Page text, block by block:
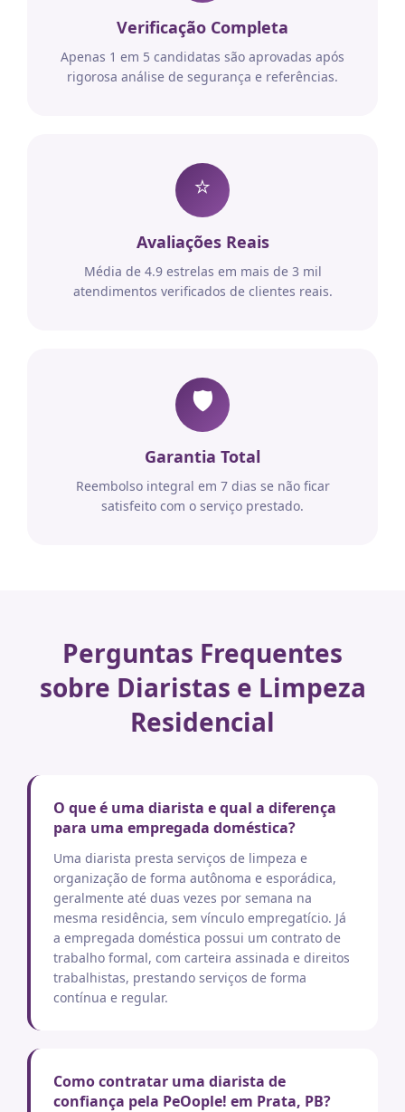
Verificação Completa
Apenas 1 em 5 candidatas são aprovadas após
rigorosa análise de segurança e referências.
⭐
Avaliações Reais
Média de 4.9 estrelas em mais de 3 mil
atendimentos verificados de clientes reais.
🛡️
Garantia Total
Reembolso integral em 7 dias se não ficar
satisfeito com o serviço prestado.
Perguntas Frequentes
sobre Diaristas e Limpeza
Residencial
O que é uma diarista e qual a diferença
para uma empregada doméstica?
Uma diarista presta serviços de limpeza e
organização de forma autônoma e esporádica,
geralmente até duas vezes por semana na
mesma residência, sem vínculo empregatício. Já
a empregada doméstica possui um contrato de
trabalho formal, com carteira assinada e direitos
trabalhistas, prestando serviços de forma
contínua e regular.
Como contratar uma diarista de
confiança pela PeOople! em Prata, PB?